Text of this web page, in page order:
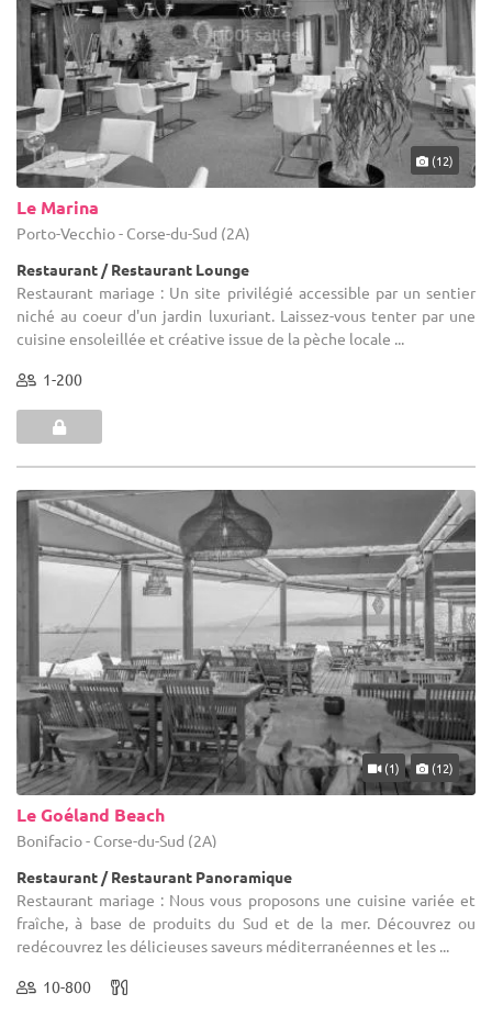
(12)
Le Marina
Porto-Vecchio - Corse-du-Sud (2A)
Restaurant / Restaurant Lounge
Restaurant mariage : Un site privilégié accessible par un sentier
niché au coeur d'un jardin luxuriant. Laissez-vous tenter par une
cuisine ensoleillée et créative issue de la pèche locale ...
1-200
(1) (12)
Le Goéland Beach
Bonifacio - Corse-du-Sud (2A)
Restaurant / Restaurant Panoramique
Restaurant mariage : Nous vous proposons une cuisine variée et
fraîche, à base de produits du Sud et de la mer. Découvrez ou
redécouvrez les délicieuses saveurs méditerranéennes et les ...
10-800